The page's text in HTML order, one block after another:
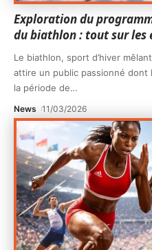
Exploration du
du biathlon : tout sur les
Le biathlon, sport d’hiver
attire un public passionné
la période de…
News 11/03/2026